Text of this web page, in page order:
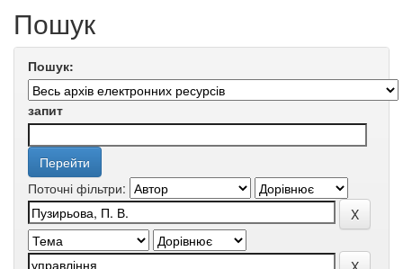
Пошук
Пошук:
запит
Поточні фільтри: